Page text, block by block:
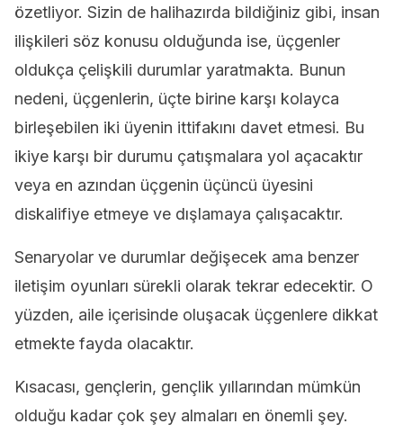
özetliyor. Sizin de halihazırda bildiğiniz gibi, insan
ilişkileri söz konusu olduğunda ise, üçgenler
oldukça çelişkili durumlar yaratmakta. Bunun
nedeni, üçgenlerin, üçte birine karşı kolayca
birleşebilen iki üyenin ittifakını davet etmesi. Bu
ikiye karşı bir durumu çatışmalara yol açacaktır
veya en azından üçgenin üçüncü üyesini
diskalifiye etmeye ve dışlamaya çalışacaktır.
Senaryolar ve durumlar değişecek ama benzer
iletişim oyunları sürekli olarak tekrar edecektir. O
yüzden, aile içerisinde oluşacak üçgenlere dikkat
etmekte fayda olacaktır.
Kısacası, gençlerin, gençlik yıllarından mümkün
olduğu kadar çok şey almaları en önemli şey.